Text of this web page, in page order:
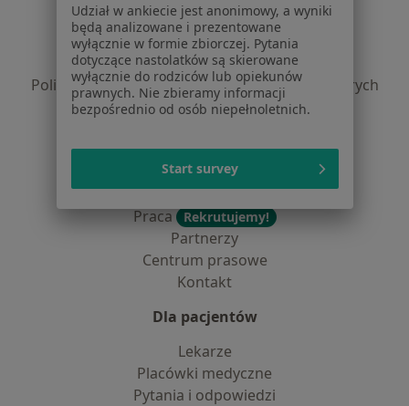
Regulamin
Polityka prywatności pacjentów
Polityka prywatności profesjonalistów
Polityka prywatności dla profesjonalistów, których
dane pozyskaliśmy samodzielnie
Jak działają wyniki wyszukiwania
Dostępność
O nas
Praca
Rekrutujemy!
Partnerzy
Centrum prasowe
Kontakt
Dla pacjentów
Lekarze
Placówki medyczne
Pytania i odpowiedzi
Udział w ankiecie jest anonimowy, a wyniki
będą analizowane i prezentowane
wyłącznie w formie zbiorczej. Pytania
dotyczące nastolatków są skierowane
wyłącznie do rodziców lub opiekunów
prawnych. Nie zbieramy informacji
bezpośrednio od osób niepełnoletnich.
Start survey